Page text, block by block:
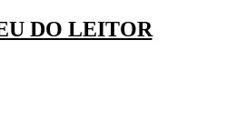
DO LEITOR